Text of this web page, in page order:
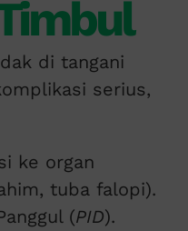
di tangani
serius,
ke organ
tuba falopi).
(PID).